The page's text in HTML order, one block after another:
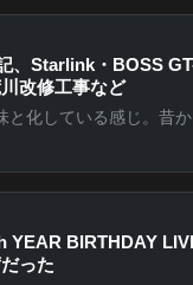
、Starlink・BOSS
改修工事など
と化している感じ。昔
YEAR BIRTHDAY
った